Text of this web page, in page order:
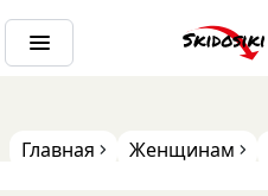
Главная Женщинам